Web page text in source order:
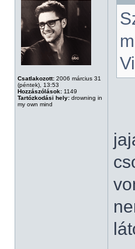
Csatlakozott: 2006 március 31
(péntek), 13:53
Hozzászólások: 1149
Tartózkodási hely: drowning in
my own mind